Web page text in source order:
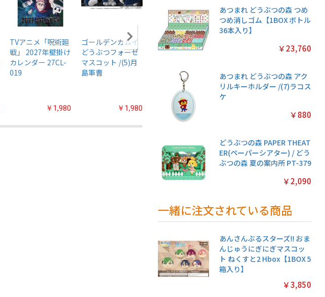
TVアニメ「呪術廻
戦」 2027年壁掛け
カレンダー 27CL-
019
￥1,980
ゴールデンカムイ
どうぶつフォーゼ
マスコット /(5)月
島軍曹
￥1,980
アニメ『僕のヒー
ローアカデミア』
と /(7)轟焦凍
￥2,200
入り】
クリア
常版◆【
パック
あつまれ どうぶつの森 つめ
つめ消しゴム【1BOX ボトル
36本入り】
￥23,760
あつまれ どうぶつの森 アク
リルキーホルダー /(7)ラコス
ケ
￥880
どうぶつの森 PAPER THEAT
ER(ペーパーシアター) / どう
ぶつの森 夏の案内所 PT-379
￥2,090
一緒に注文されている商品
あんさんぶるスターズ!! おま
んじゅうにぎにぎマスコッ
ト ねくすと2 Hbox【1BOX 5
箱入り】
￥3,850